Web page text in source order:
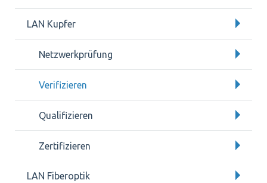
LAN Kupfer
Netzwerkprüfung
Verifizieren
Qualifizieren
Zertifizieren
LAN Fiberoptik